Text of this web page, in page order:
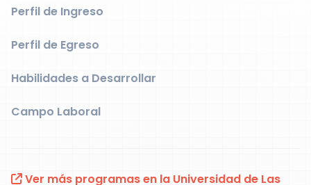
Perfil de Ingreso
Perfil de Egreso
Habilidades a Desarrollar
Campo Laboral
Ver más programas en la Universidad de Las